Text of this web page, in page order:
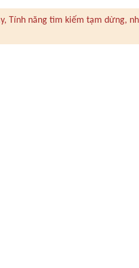
Tính năng tìm kiếm tạm dừng,